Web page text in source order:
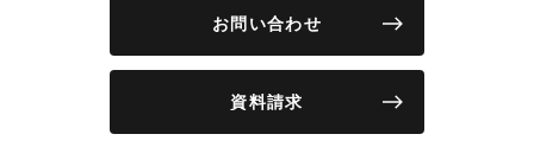
お問い合わせ
資料請求